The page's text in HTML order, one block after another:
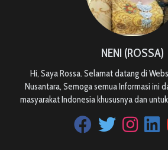
NENI (ROSSA)
Hi, Saya Rossa. Selamat datang di
Nusantara, Semoga semua Informasi ini
masyarakat Indonesia khususnya dan